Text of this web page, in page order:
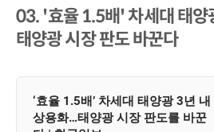
03. '효율 1.5배' 차세대 태
태양광 시장 판도 바꾼다
‘효율 1.5배’ 차세대 태양광 3년 내
상용화…태양광 시장 판도를 바꾼